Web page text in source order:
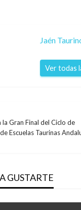
Jaén
Ver todas
Gran Final del Ciclo de
Escuelas Taurinas
GUSTARTE